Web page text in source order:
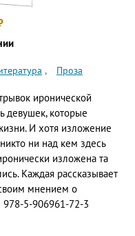
Проза
иронической
девушек, которые
И хотя изложение
ни над кем здесь
изложена та
Каждая рассказывает
мнением о
978-5-906961-72-3